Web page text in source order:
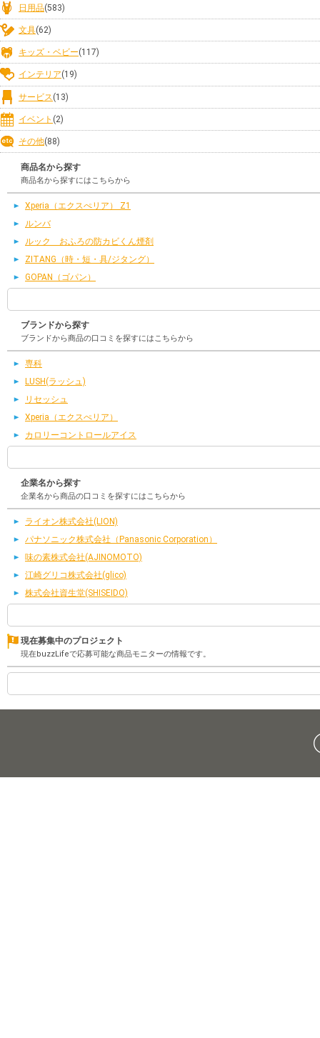
日用品(583)
文具(62)
キッズ・ベビー(117)
インテリア(19)
サービス (13)
イベント (2)
その他(88)
商品名から探す
商品名から探すにはこちらから
Xperia（エクスぺリア） Z1
ルンバ
ルック おふろの防カビくん煙剤
ZITANG（時・短・具/ジタング）
GOPAN（ゴパン）
ブランドから探す
ブランドから商品の口コミを探すにはこちらから
専科
LUSH(ラッシュ)
リセッシュ
Xperia（エクスぺリア）
カロリーコントロールアイス
企業名から探す
企業名から商品の口コミを探すにはこちらから
ライオン株式会社(LION)
パナソニック株式会社（Panasonic Corporation）
味の素株式会社(AJINOMOTO)
江崎グリコ株式会社(glico)
株式会社資生堂(SHISEIDO)
現在募集中のプロジェクト
現在buzzLifeで応募可能な商品モニターの情報です。